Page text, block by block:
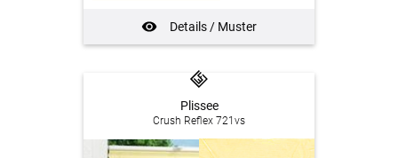
Details / Muster
Plissee
Crush Reflex 721vs